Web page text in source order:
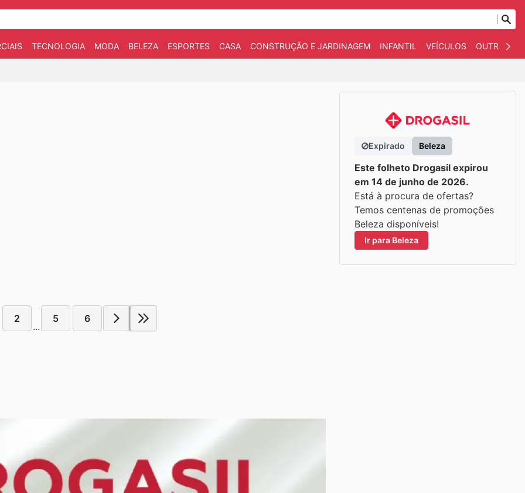
TECNOLOGIA MODA BELEZA ESPORTES CASA CONSTRUÇÃO E JARDINAGEM INFANTIL VEÍCULOS OUTROS
2
...
5 6
Expirado Beleza
Este folheto Drogasil expirou
em 14 de junho de 2026.
Está à procura de ofertas?
Temos centenas de promoções
Beleza disponíveis!
Ir para Beleza